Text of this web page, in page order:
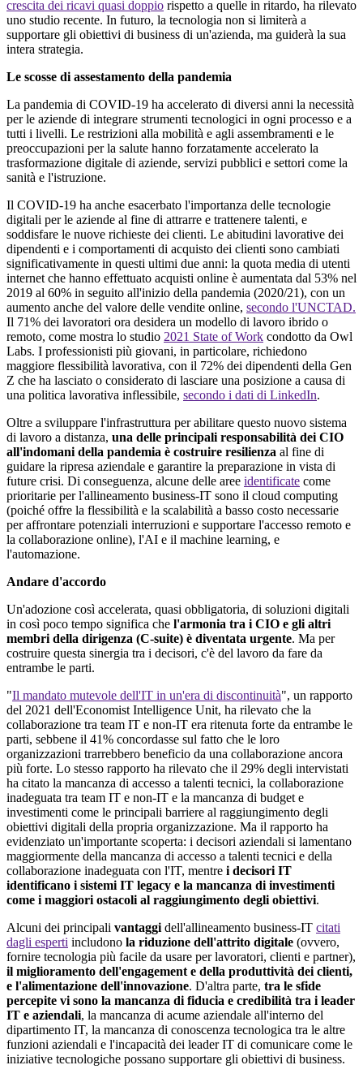
crescita dei ricavi quasi doppio rispetto a quelle in ritardo, ha rilevato
uno studio recente. In futuro, la tecnologia non si limiterà a
supportare gli obiettivi di business di un'azienda, ma guiderà la sua
intera strategia.
Le scosse di assestamento della pandemia
La pandemia di COVID-19 ha accelerato di diversi anni la necessità
per le aziende di integrare strumenti tecnologici in ogni processo e a
tutti i livelli. Le restrizioni alla mobilità e agli assembramenti e le
preoccupazioni per la salute hanno forzatamente accelerato la
trasformazione digitale di aziende, servizi pubblici e settori come la
sanità e l'istruzione.
Il COVID-19 ha anche esacerbato l'importanza delle tecnologie
digitali per le aziende al fine di attrarre e trattenere talenti, e
soddisfare le nuove richieste dei clienti. Le abitudini lavorative dei
dipendenti e i comportamenti di acquisto dei clienti sono cambiati
significativamente in questi ultimi due anni: la quota media di utenti
internet che hanno effettuato acquisti online è aumentata dal 53% nel
2019 al 60% in seguito all'inizio della pandemia (2020/21), con un
aumento anche del valore delle vendite online, secondo l'UNCTAD.
Il 71% dei lavoratori ora desidera un modello di lavoro ibrido o
remoto, come mostra lo studio 2021 State of Work condotto da Owl
Labs. I professionisti più giovani, in particolare, richiedono
maggiore flessibilità lavorativa, con il 72% dei dipendenti della Gen
Z che ha lasciato o considerato di lasciare una posizione a causa di
una politica lavorativa inflessibile, secondo i dati di LinkedIn.
Oltre a sviluppare l'infrastruttura per abilitare questo nuovo sistema
di lavoro a distanza, una delle principali responsabilità dei CIO
all'indomani della pandemia è costruire resilienza al fine di
guidare la ripresa aziendale e garantire la preparazione in vista di
future crisi. Di conseguenza, alcune delle aree identificate come
prioritarie per l'allineamento business-IT sono il cloud computing
(poiché offre la flessibilità e la scalabilità a basso costo necessarie
per affrontare potenziali interruzioni e supportare l'accesso remoto e
la collaborazione online), l'AI e il machine learning, e
l'automazione.
Andare d'accordo
Un'adozione così accelerata, quasi obbligatoria, di soluzioni digitali
in così poco tempo significa che l'armonia tra i CIO e gli altri
membri della dirigenza (C-suite) è diventata urgente. Ma per
costruire questa sinergia tra i decisori, c'è del lavoro da fare da
entrambe le parti.
"Il mandato mutevole dell'IT in un'era di discontinuità", un rapporto
del 2021 dell'Economist Intelligence Unit, ha rilevato che la
collaborazione tra team IT e non-IT era ritenuta forte da entrambe le
parti, sebbene il 41% concordasse sul fatto che le loro
organizzazioni trarrebbero beneficio da una collaborazione ancora
più forte. Lo stesso rapporto ha rilevato che il 29% degli intervistati
ha citato la mancanza di accesso a talenti tecnici, la collaborazione
inadeguata tra team IT e non-IT e la mancanza di budget e
investimenti come le principali barriere al raggiungimento degli
obiettivi digitali della propria organizzazione. Ma il rapporto ha
evidenziato un'importante scoperta: i decisori aziendali si lamentano
maggiormente della mancanza di accesso a talenti tecnici e della
collaborazione inadeguata con l'IT, mentre i decisori IT
identificano i sistemi IT legacy e la mancanza di investimenti
come i maggiori ostacoli al raggiungimento degli obiettivi.
Alcuni dei principali vantaggi dell'allineamento business-IT citati
dagli esperti includono la riduzione dell'attrito digitale (ovvero,
fornire tecnologia più facile da usare per lavoratori, clienti e partner),
il miglioramento dell'engagement e della produttività dei clienti,
e l'alimentazione dell'innovazione. D'altra parte, tra le sfide
percepite vi sono la mancanza di fiducia e credibilità tra i leader
IT e aziendali, la mancanza di acume aziendale all'interno del
dipartimento IT, la mancanza di conoscenza tecnologica tra le altre
funzioni aziendali e l'incapacità dei leader IT di comunicare come le
iniziative tecnologiche possano supportare gli obiettivi di business.